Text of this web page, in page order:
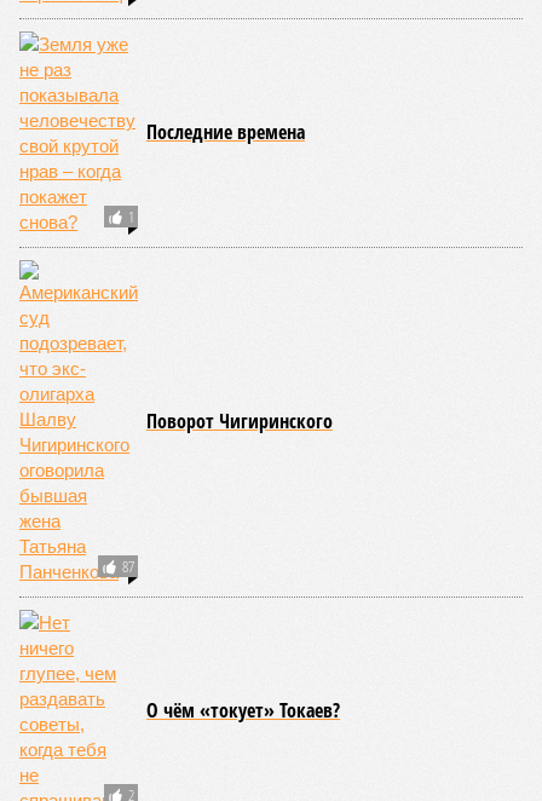
Природа постоянно вступает в противоречие с нами. Ведь пока
она стремится всё на планете держать в балансе, человечество
не особенно церемонится с окружающей средой. Самые
массовые катастрофы в прошлом – какими они были? Какие
ждут нас со дня на день и чем грозят?
Рассказ Стивена Кинга
последствия очередного апокалипсиса, искусственно
вызванного группой биологов, называется «Конец всей
этой мерзости». В реальной жизни участия пытливых
исследователей в организации конца света может не
понадобиться: природа сама разберётся, как и где
уменьшить масштабы человеческой популяции.
(фото: en.wikipedia.org)
Да, наша любимая маленькая планета может быть
единственной, где в пределах Солнечной системы есть
полноценная жизнь, но Земля также регулярно пытается
эту жизнь уничтожить. Так уж вышло, что внутренние
процессы на планете включают в себя всевозможные
геологические, метеорологические и физические явления,
которые для человека довольно опасны. Или попросту
смертельны. И вот несколько тому примеров.
Все стихии сразу
Около 100 лет назад в Поднебесной приключилось то, что